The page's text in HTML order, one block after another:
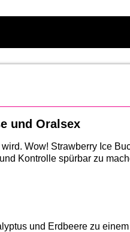
und Oralsex
Wow! Strawberry Ice
Kontrolle spürbar zu
und Erdbeere zu